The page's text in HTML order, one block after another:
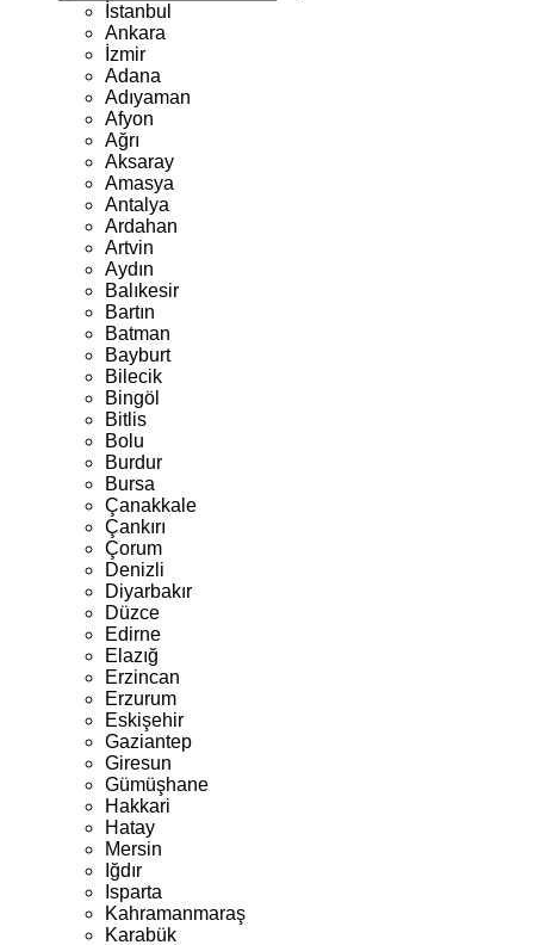
İstanbul
Ankara
İzmir
Adana
Adıyaman
Afyon
Ağrı
Aksaray
Amasya
Antalya
Ardahan
Artvin
Aydın
Balıkesir
Bartın
Batman
Bayburt
Bilecik
Bingöl
Bitlis
Bolu
Burdur
Bursa
Çanakkale
Çankırı
Çorum
Denizli
Diyarbakır
Düzce
Edirne
Elazığ
Erzincan
Erzurum
Eskişehir
Gaziantep
Giresun
Gümüşhane
Hakkari
Hatay
Mersin
Iğdır
Isparta
Kahramanmaraş
Karabük